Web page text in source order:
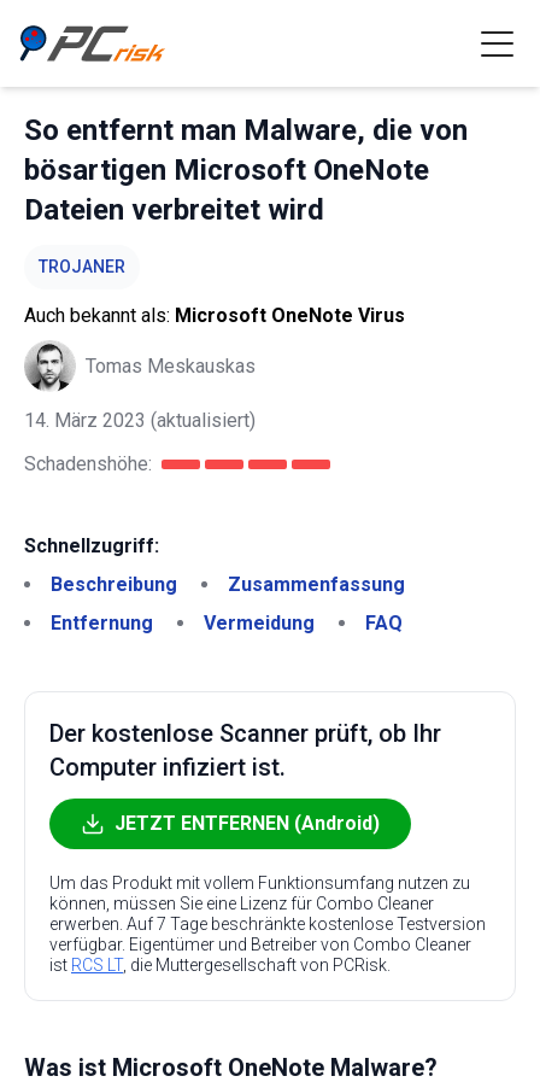
So entfernt man Malware, die von
bösartigen Microsoft OneNote
Dateien verbreitet wird
TROJANER
Auch bekannt als: Microsoft OneNote Virus
Tomas Meskauskas
14. März 2023 (aktualisiert)
Schadenshöhe:
Schnellzugriff:
Beschreibung
Zusammenfassung
Entfernung
Vermeidung FAQ
Der kostenlose Scanner prüft, ob Ihr
Computer infiziert ist.
JETZT ENTFERNEN (Android)
Um das Produkt mit vollem Funktionsumfang nutzen zu
können, müssen Sie eine Lizenz für Combo Cleaner
erwerben. Auf 7 Tage beschränkte kostenlose Testversion
verfügbar. Eigentümer und Betreiber von Combo Cleaner
ist RCS LT, die Muttergesellschaft von PCRisk.
Was ist Microsoft OneNote Malware?